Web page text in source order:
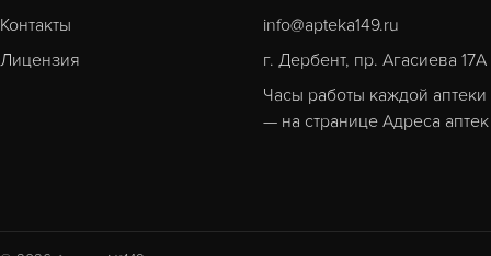
Контакты
Лицензия
info@apteka149.ru
г. Дербент, пр. Агасиева 17А
Часы работы каждой аптеки
— на странице Адреса аптек